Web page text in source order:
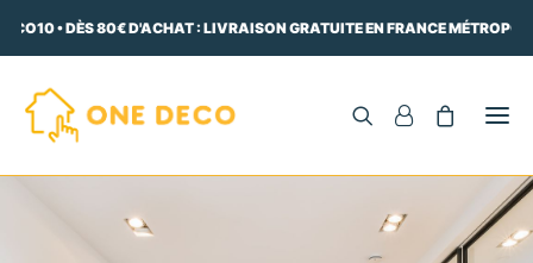
• DÈS 80€ D'ACHAT : LIVRAISON GRATUITE EN FRANCE